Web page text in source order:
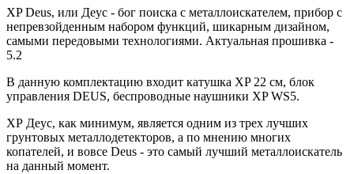
XP Deus, или Деус - бог поиска с металлоискателем, прибор с
непревзойденным набором функций, шикарным дизайном,
самыми передовыми технологиями. Актуальная прошивка -
5.2
В данную комплектацию входит катушка XP 22 см, блок
управления DEUS, беспроводные наушники XP WS5.
ХР Деус, как минимум, является одним из трех лучших
грунтовых металлодетекторов, а по мнению многих
копателей, и вовсе Deus - это самый лучший металлоискатель
на данный момент.